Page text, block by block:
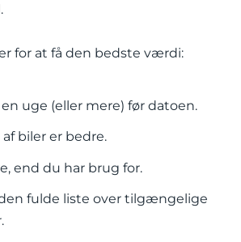
for at få den bedste værdi:
uge (eller mere) før datoen.
biler er bedre.
end du har brug for.
fulde liste over tilgængelige